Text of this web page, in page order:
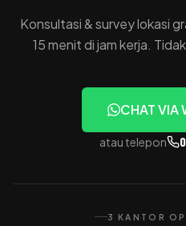
Konsultasi & survey lokasi
15 menit di jam kerja.
CHAT VIA
atau telepon
3 KANTOR